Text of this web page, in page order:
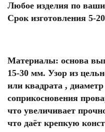
Любое изделия по
Срок изготовления 5-
Материалы: основа
15-30 мм. Узор из
или квадрата ,
соприкосновения
что увеличивает
что даёт крепкую